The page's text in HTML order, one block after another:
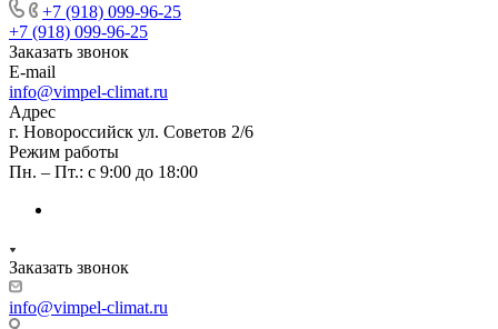
+7 (918) 099-96-25
+7 (918) 099-96-25
Заказать звонок
E-mail
info@vimpel-climat.ru
Адрес
г. Новороссийск ул. Советов 2/6
Режим работы
Пн. – Пт.: с 9:00 до 18:00
Заказать звонок
info@vimpel-climat.ru